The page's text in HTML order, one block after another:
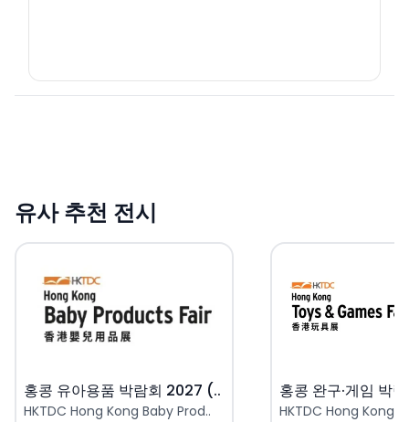
유사 추천 전시
홍콩 유아용품 박람회 2027 (..
HKTDC Hong Kong Baby Prod..
홍콩 완구·게임 박
HKTDC Hong Kong